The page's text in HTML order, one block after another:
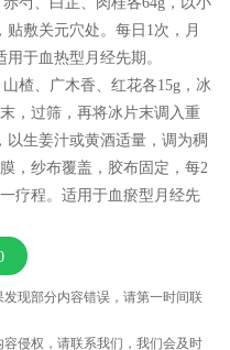
贴敷关元穴处。每日1次，月
于血热型月经先期。
楂、广木香、红花各15g，冰
，过筛，再将冰片末调入重
以生姜汁或黄酒适量，调为稠
，纱布覆盖，胶布固定，每2
疗程。适用于血瘀型月经先
现部分内容错误，请第一时间联
侵权，请联系我们，我们会及时